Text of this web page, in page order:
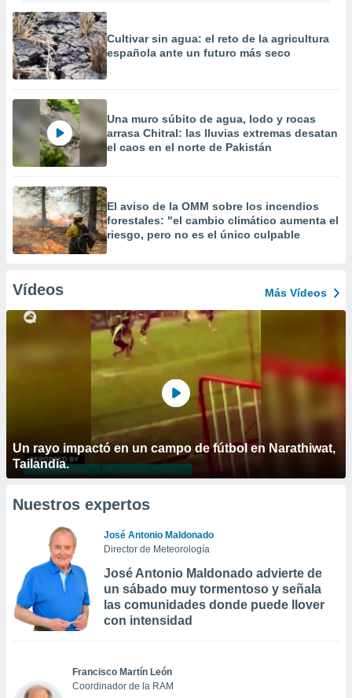
Cultivar sin agua: el reto de la agricultura
española ante un futuro más seco
Una muro súbito de agua, lodo y rocas
arrasa Chitral: las lluvias extremas desatan
el caos en el norte de Pakistán
El aviso de la OMM sobre los incendios
forestales: "el cambio climático aumenta el
riesgo, pero no es el único culpable
Vídeos Más Vídeos
Un rayo impactó en un campo de fútbol en Narathiwat,
Tailandia.
Nuestros expertos
José Antonio Maldonado
Director de Meteorología
José Antonio Maldonado advierte de
un sábado muy tormentoso y señala
las comunidades donde puede llover
con intensidad
Francisco Martín León
Coordinador de la RAM